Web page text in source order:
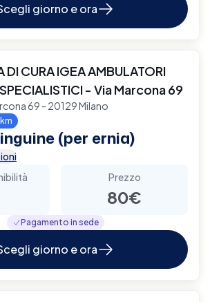
giorno e ora
DI CURA IGEA AMBULATORI
- Via Marcona 69
69 - 20129 Milano
(per ernia)
Prezzo
80€
Pagamento in sede
giorno e ora